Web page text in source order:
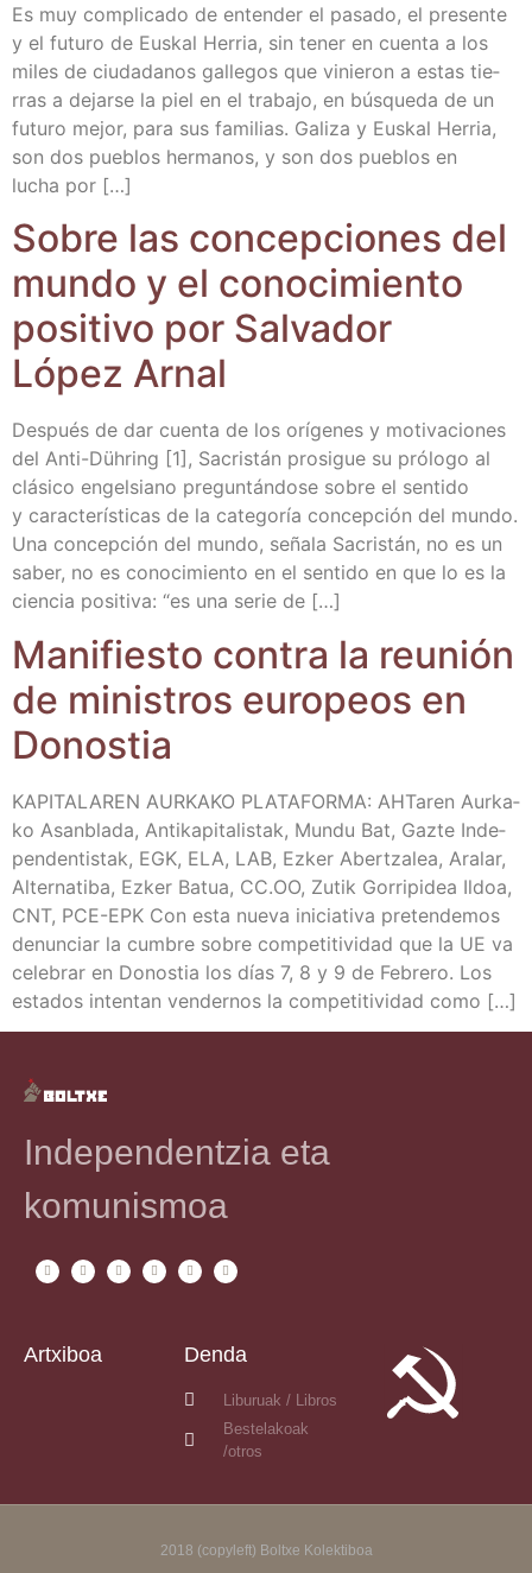
Es muy com­pli­ca­do de enten­der el pasa­do, el pre­sen­te
y el futu­ro de Eus­kal Herria, sin tener en cuen­ta a los
miles de ciu­da­da­nos galle­gos que vinie­ron a estas tie­
rras a dejar­se la piel en el tra­ba­jo, en bús­que­da de un
futu­ro mejor, para sus fami­lias. Gali­za y Eus­kal Herria,
son dos pue­blos her­ma­nos, y son dos pue­blos en
lucha por […]
Sobre las con­cep­cio­nes del
mun­do y el cono­ci­mien­to
posi­ti­vo por Sal­va­dor
López Arnal
Des­pués de dar cuen­ta de los orí­ge­nes y moti­va­cio­nes
del Anti-Düh­­ring [1], Sacris­tán pro­si­gue su pró­lo­go al
clá­si­co engel­siano pre­gun­tán­do­se sobre el sen­ti­do
y carac­te­rís­ti­cas de la cate­go­ría con­cep­ción del mun­do.
Una con­cep­ción del mun­do, seña­la Sacris­tán, no es un
saber, no es cono­ci­mien­to en el sen­ti­do en que lo es la
cien­cia posi­ti­va: “es una serie de […]
Mani­fies­to con­tra la reu­nión
de minis­tros euro­peos en
Donostia
KAPITALAREN AURKAKO PLATAFORMA: AHTa­ren Aur­ka­
ko Asan­bla­da, Anti­ka­pi­ta­lis­tak, Mun­du Bat, Gaz­te Inde­
pen­den­tis­tak, EGK, ELA, LAB, Ezker Aber­tza­lea, Ara­lar,
Alter­na­ti­ba, Ezker Batua, CC.OO, Zutik Gorri­pi­dea Ildoa,
CNT, PCE-EPK Con esta nue­va ini­cia­ti­va pre­ten­de­mos
denun­ciar la cum­bre sobre com­pe­ti­ti­vi­dad que la UE va
cele­brar en Donos­tia los días 7, 8 y 9 de Febre­ro. Los
esta­dos inten­tan ven­der­nos la com­pe­ti­ti­vi­dad como […]
Independentzia eta
komunismoa
Artxiboa Denda
Liburuak / Libros
Bestelakoak
/otros
2018 (copyleft) Boltxe Kolektiboa